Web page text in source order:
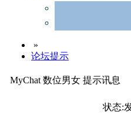
»
论坛提示
MyChat 数位男女 提示讯息
状态: